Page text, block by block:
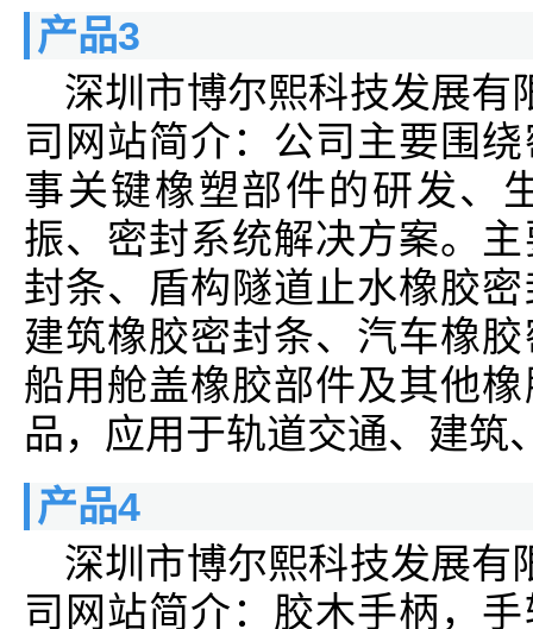
产品3
深圳市博尔熙科技发展有
司网站简介：公司主要围
事关键橡塑部件的研发、
振、密封系统解决方案。
封条、盾构隧道止水橡胶
建筑橡胶密封条、汽车橡
船用舱盖橡胶部件及其他
品，应用于轨道交通、建筑
产品4
深圳市博尔熙科技发展有
司网站简介：胶木手柄，